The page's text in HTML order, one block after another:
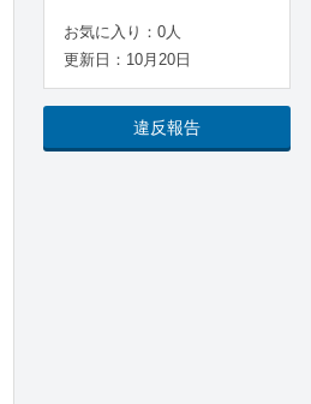
お気に入り：0人
更新日：10月20日
違反報告